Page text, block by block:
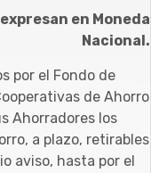
en Moneda
Nacional.
por el Fondo de
de Ahorro
Ahorradores los
a plazo, retirables
aviso, hasta por el